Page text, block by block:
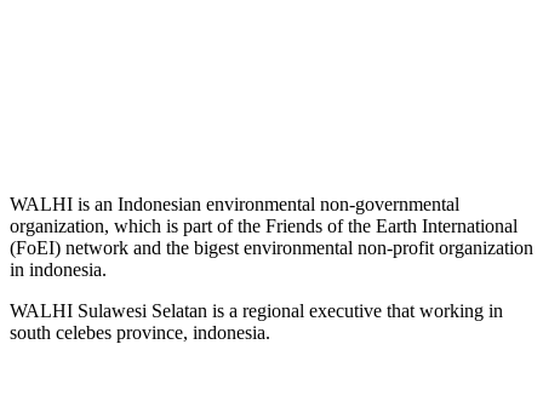
WALHI is an Indonesian environmental non-governmental
organization, which is part of the Friends of the Earth International
(FoEI) network and the bigest environmental non-profit organization
in indonesia.
WALHI Sulawesi Selatan is a regional executive that working in
south celebes province, indonesia.